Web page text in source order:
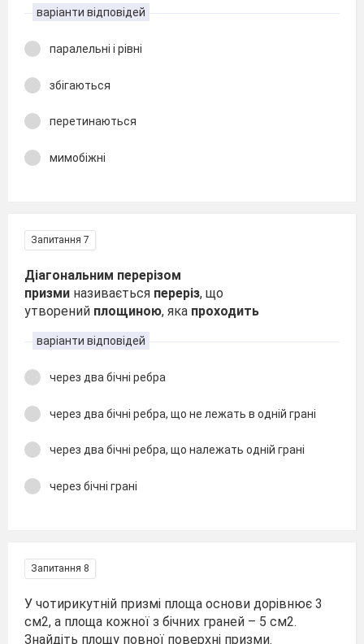
варіанти відповідей
паралельні і рівні
збігаються
перетинаються
мимобіжні
Запитання 7
Діагональним перерізом
призми називається переріз, що
утворений площиною, яка проходить
варіанти відповідей
через два бічні ребра
через два бічні ребра, що не лежать в одній грані
через два бічні ребра, що належать одній грані
через бічні грані
Запитання 8
У чотирикутній призмі площа основи дорівнює 3
см2, а площа кожної з бічних граней – 5 см2.
Знайдіть площу повної поверхні призми.